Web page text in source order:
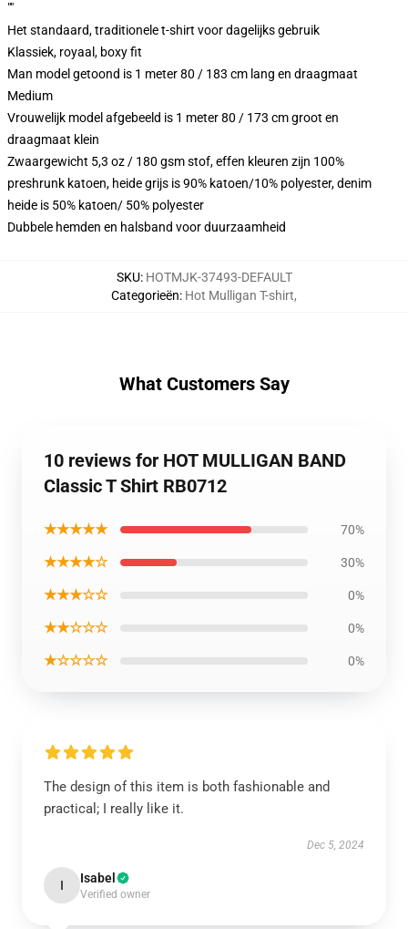
""
Het standaard, traditionele t-shirt voor dagelijks gebruik
Klassiek, royaal, boxy fit
Man model getoond is 1 meter 80 / 183 cm lang en draagmaat
Medium
Vrouwelijk model afgebeeld is 1 meter 80 / 173 cm groot en
draagmaat klein
Zwaargewicht 5,3 oz / 180 gsm stof, effen kleuren zijn 100%
preshrunk katoen, heide grijs is 90% katoen/10% polyester, denim
heide is 50% katoen/ 50% polyester
Dubbele hemden en halsband voor duurzaamheid
SKU: HOTMJK-37493-DEFAULT
Categorieën: Hot Mulligan T-shirt,
What Customers Say
10 reviews for HOT MULLIGAN BAND
Classic T Shirt RB0712
★★★★★ 70%
★★★★☆ 30%
★★★☆☆ 0%
★★☆☆☆ 0%
★☆☆☆☆ 0%
The design of this item is both fashionable and
practical; I really like it.
Dec 5, 2024
I Isabel
Verified owner